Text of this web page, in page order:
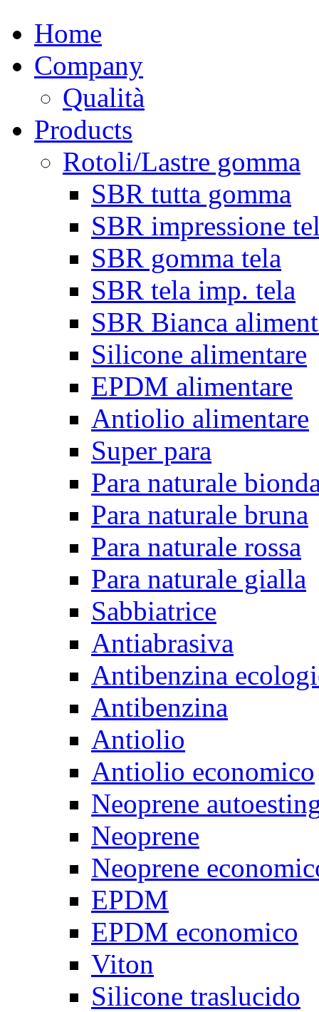
Home
Company
Qualità
Products
Rotoli/Lastre gomma
SBR tutta gomma
SBR impressione
SBR gomma tela
SBR tela imp. tela
SBR Bianca
Silicone alimentare
EPDM alimentare
Antiolio alimentare
Super para
Para naturale
Para naturale bruna
Para naturale rossa
Para naturale gialla
Sabbiatrice
Antiabrasiva
Antibenzina
Antibenzina
Antiolio
Antiolio economico
Neoprene
Neoprene
Neoprene
EPDM
EPDM economico
Viton
Silicone traslucido